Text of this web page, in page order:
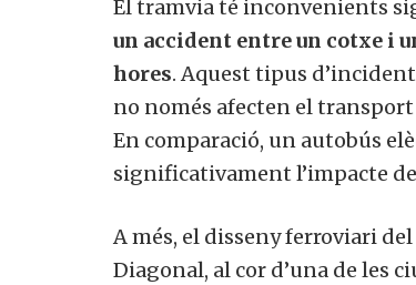
El tramvia té inconvenients
un accident entre un cotxe i
hores. Aquest tipus
no només afecten el
En comparació, un autobús
significativament l’impacte
A més, el disseny ferroviari
Diagonal, al cor d’una de les